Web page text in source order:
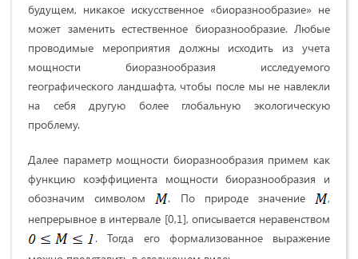
будущем, никакое искусственное «биоразнообразие» не
может заменить естественное биоразнообразие. Любые
проводимые мероприятия должны исходить из учета
мощности биоразнообразия исследуемого
географического ландшафта, чтобы после мы не навлекли
на себя другую более глобальную экологическую
проблему.
Далее параметр мощности биоразнообразия примем как
функцию коэффициента мощности биоразнообразия и
обозначим символом
. По природе значение
,
непрерывное в интервале [0,1], описывается неравенством
. Тогда его формализованное выражение